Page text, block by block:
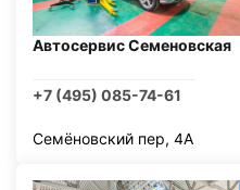
Автосервис Семеновская
+7 (495) 085-74-61
Семёновский пер, 4А